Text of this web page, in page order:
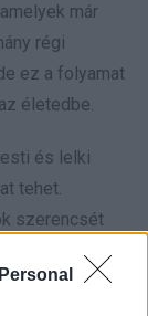
már
régi
ez a folyamat
életedbe.
és lelki
tehet.
szerencsét